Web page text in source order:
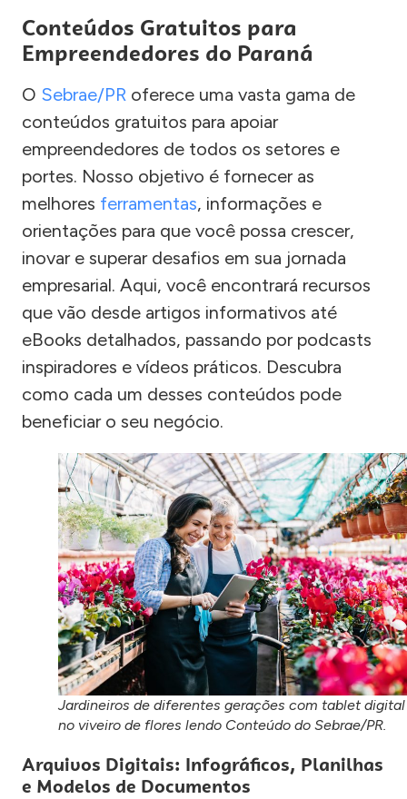
Conteúdos Gratuitos para
Empreendedores do Paraná
O Sebrae/PR oferece uma vasta gama de
conteúdos gratuitos para apoiar
empreendedores de todos os setores e
portes. Nosso objetivo é fornecer as
melhores ferramentas, informações e
orientações para que você possa crescer,
inovar e superar desafios em sua jornada
empresarial. Aqui, você encontrará recursos
que vão desde artigos informativos até
eBooks detalhados, passando por podcasts
inspiradores e vídeos práticos. Descubra
como cada um desses conteúdos pode
beneficiar o seu negócio.
Jardineiros de diferentes gerações com tablet digital
no viveiro de flores lendo Conteúdo do Sebrae/PR.
Arquivos Digitais: Infográficos, Planilhas
e Modelos de Documentos